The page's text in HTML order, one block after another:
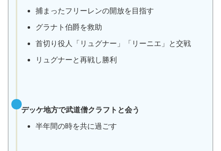
捕まったフリーレンの開放を目指す
グラナト伯爵を救助
首切り役人「リュグナー」「リーニエ」と交戦
リュグナーと再戦し勝利
デッケ地方で武道僧クラフトと会う
半年間の時を共に過ごす